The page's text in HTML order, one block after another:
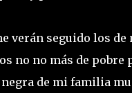
verán seguido los
no no más de
de mi familia